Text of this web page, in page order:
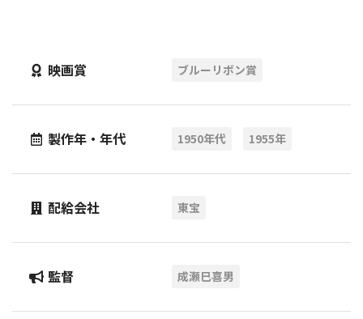
映画賞 ブルーリボン賞
製作年・年代 1950年代 1955年
配給会社 東宝
監督 成瀬巳喜男